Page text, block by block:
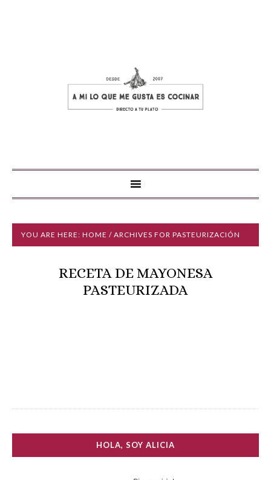
YOU ARE HERE: HOME / ARCHIVES FOR PASTEURIZACIÓN
RECETA DE MAYONESA
PASTEURIZADA
HOLA, SOY ALICIA